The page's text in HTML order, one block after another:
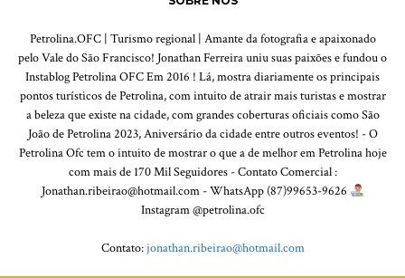
Petrolina.OFC | Turismo regional | Amante da fotografia e apaixonado
pelo Vale do São Francisco! Jonathan Ferreira uniu suas paixões e fundou o
Instablog Petrolina OFC Em 2016 ! Lá, mostra diariamente os principais
pontos turísticos de Petrolina, com intuito de atrair mais turistas e mostrar
a beleza que existe na cidade, com grandes coberturas oficiais como São
João de Petrolina 2023, Aniversário da cidade entre outros eventos! - O
Petrolina Ofc tem o intuito de mostrar o que a de melhor em Petrolina hoje
com mais de 170 Mil Seguidores - Contato Comercial :
Jonathan.ribeirao@hotmail.com - WhatsApp (87)99653-9626
Instagram @petrolina.ofc
Contato:jonathan.ribeirao@hotmail.com